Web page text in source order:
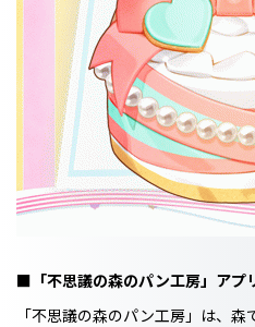
■「不思議の森のパン工房」アプ
「不思議の森のパン工房」は、森